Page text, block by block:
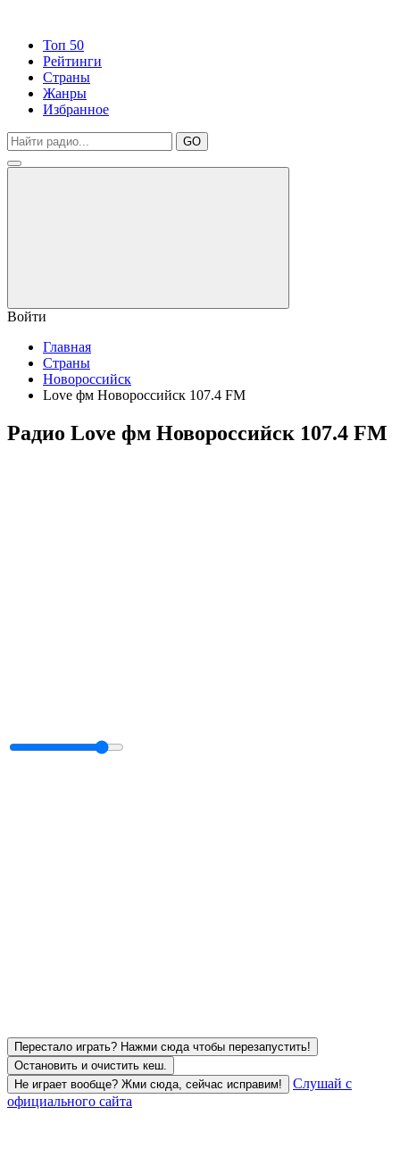
Топ 50
Рейтинги
Страны
Жанры
Избранное
GO
Войти
Главная
Страны
Новороссийск
Love фм Новороссийск 107.4 FM
Радио Love фм Новороссийск 107.4 FM
Перестало играть? Нажми сюда чтобы перезапустить!
Остановить и очистить кеш.
Не играет вообще? Жми сюда, сейчас исправим!
Слушай с
официального сайта